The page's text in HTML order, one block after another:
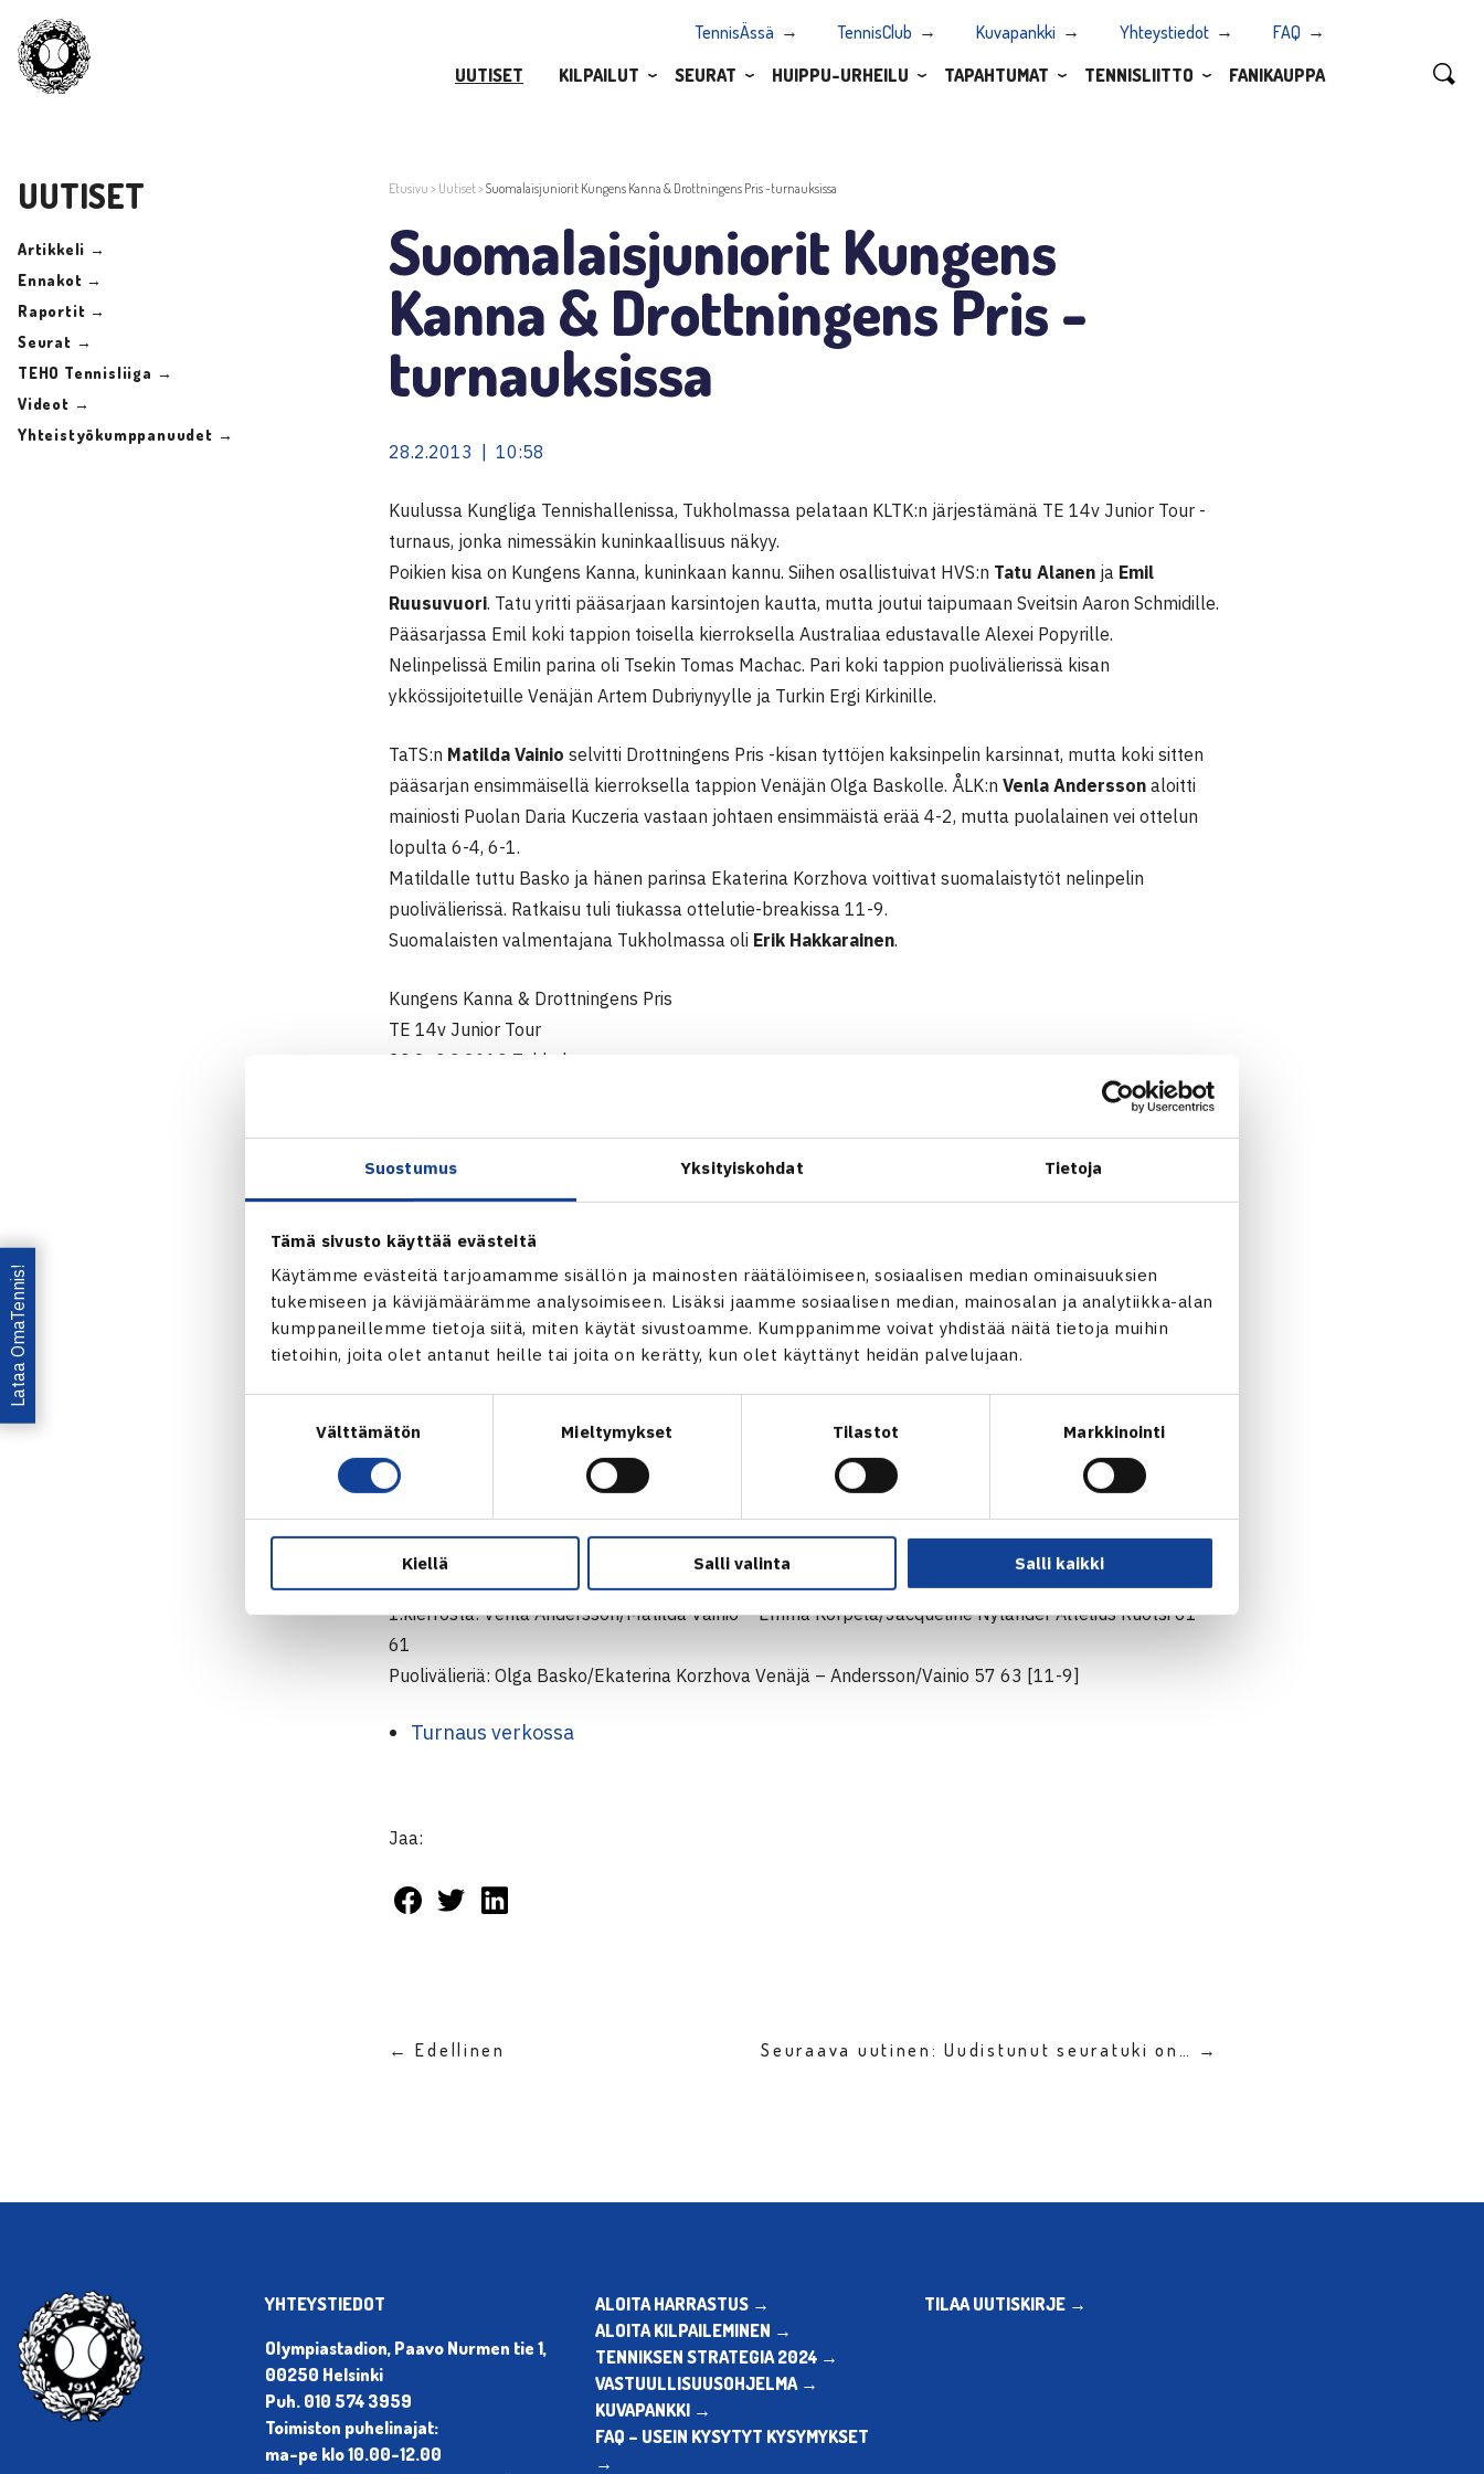
Suostumus Yksityiskohdat Tietoja
Tämä sivusto käyttää evästeitä
Käytämme evästeitä tarjoamamme sisällön ja mainosten räätälöimiseen, sosiaalisen median ominaisuuksien
tukemiseen ja kävijämäärämme analysoimiseen. Lisäksi jaamme sosiaalisen median, mainosalan ja analytiikka-alan
kumppaneillemme tietoja siitä, miten käytät sivustoamme. Kumppanimme voivat yhdistää näitä tietoja muihin
tietoihin, joita olet antanut heille tai joita on kerätty, kun olet käyttänyt heidän palvelujaan.
Välttämätön Mieltymykset Tilastot Markkinointi
Kiellä Salli valinta Salli kaikki
TennisÄssä TennisClub Kuvapankki Yhteystiedot
FAQ
UUTISET
KILPAILUT SEURAT HUIPPU-URHEILU TAPAHTUMAT TENNISLIITTO FANIKAUPPA
UUTISET
Artikkeli →
Ennakot →
Raportit →
Seurat →
TEHO Tennisliiga →
Videot →
Yhteistyökumppanuudet →
Etusivu > Uutiset>Suomalaisjuniorit Kungens Kanna & Drottningens Pris -turnauksissa
Suomalaisjuniorit Kungens
Kanna & Drottningens Pris -
turnauksissa
28.2.2013 | 10:58
Kuulussa Kungliga Tennishallenissa, Tukholmassa pelataan KLTK:n järjestämänä TE 14v Junior Tour -
turnaus, jonka nimessäkin kuninkaallisuus näkyy.
Poikien kisa on Kungens Kanna, kuninkaan kannu. Siihen osallistuivat HVS:n Tatu Alanen ja Emil
Ruusuvuori. Tatu yritti pääsarjaan karsintojen kautta, mutta joutui taipumaan Sveitsin Aaron Schmidille.
Pääsarjassa Emil koki tappion toisella kierroksella Australiaa edustavalle Alexei Popyrille.
Nelinpelissä Emilin parina oli Tsekin Tomas Machac. Pari koki tappion puolivälierissä kisan
ykkössijoitetuille Venäjän Artem Dubriynyylle ja Turkin Ergi Kirkinille.
TaTS:n Matilda Vainio selvitti Drottningens Pris -kisan tyttöjen kaksinpelin karsinnat, mutta koki sitten
pääsarjan ensimmäisellä kierroksella tappion Venäjän Olga Baskolle. ÅLK:n Venla Andersson aloitti
mainiosti Puolan Daria Kuczeria vastaan johtaen ensimmäistä erää 4-2, mutta puolalainen vei ottelun
lopulta 6-4, 6-1.
Matildalle tuttu Basko ja hänen parinsa Ekaterina Korzhova voittivat suomalaistytöt nelinpelin
puolivälierissä. Ratkaisu tuli tiukassa ottelutie-breakissa 11-9.
Suomalaisten valmentajana Tukholmassa oli Erik Hakkarainen.
Kungens Kanna & Drottningens Pris
TE 14v Junior Tour
23.2.-3.3.2013 Tukholma
2.kierrosta: Alexei Popyrin Australia (6.) – Ruusuvuori 62 63
Tyttöjen kaksinpelin karsinta
1.kierrosta: Matilda Vainio (7.) – Jacqueline Nylander Altelius Ruotsi 62 60
2.kierrosta (voittajat pääsarjaan): Vainio – Anna Marija Bukina Latvia (14.) 62 63
Tyttöjen kaksinpelin pääsarja
1.kierrosta: Daria Kuczer Puola (villi kortti) – Venla Andersson 64 61, Olga Basko Venäjä – Matilda
Vainio (karsija) 60 36 60
Poikien nelinpeli
1.kierrosta: Tomas Machac Tsekki/Emil Ruusuvuori – Viktor Banczi Slovakia/Davis Sedlar Tsekki 61 61
Puolivälieriä: Artem Dubriynyy Venäjä/Ergi Kirkin Turkki (1.) – Machac/Ruusuvuori 60 64
Tyttöjen nelinpeli
1.kierrosta: Venla Andersson/Matilda Vainio – Emma Korpela/Jacqueline Nylander Altelius Ruotsi 61
61
Puolivälieriä: Olga Basko/Ekaterina Korzhova Venäjä – Andersson/Vainio 57 63 [11-9]
Turnaus verkossa
Jaa:
← Edellinen Seuraava uutinen: Uudistunut seuratuki on… →
Lataa OmaTennis!
YHTEYSTIEDOT
Olympiastadion, Paavo Nurmen tie 1,
00250 Helsinki
Puh. 010 574 3959
Toimiston puhelinajat:
ma-pe klo 10.00-12.00
ALOITA HARRASTUS →
ALOITA KILPAILEMINEN →
TENNIKSEN STRATEGIA 2024 →
VASTUULLISUUSOHJELMA →
KUVAPANKKI →
FAQ – USEIN KYSYTYT KYSYMYKSET
→
TILAA UUTISKIRJE →